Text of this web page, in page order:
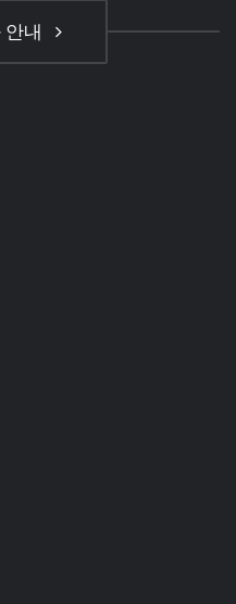
안내